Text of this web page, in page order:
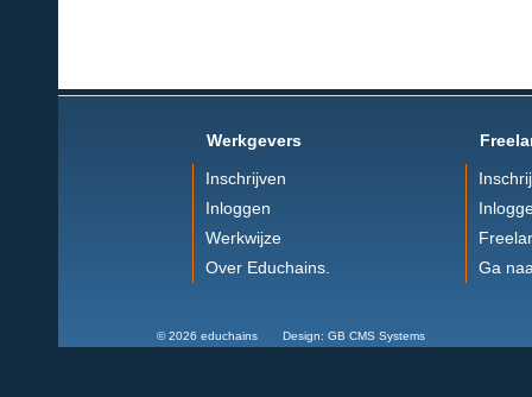
Werkgevers
Inschrijven
Inloggen
Werkwijze
Over Educhains.
Ga
© 2026 educhains Design: GB CMS Systems